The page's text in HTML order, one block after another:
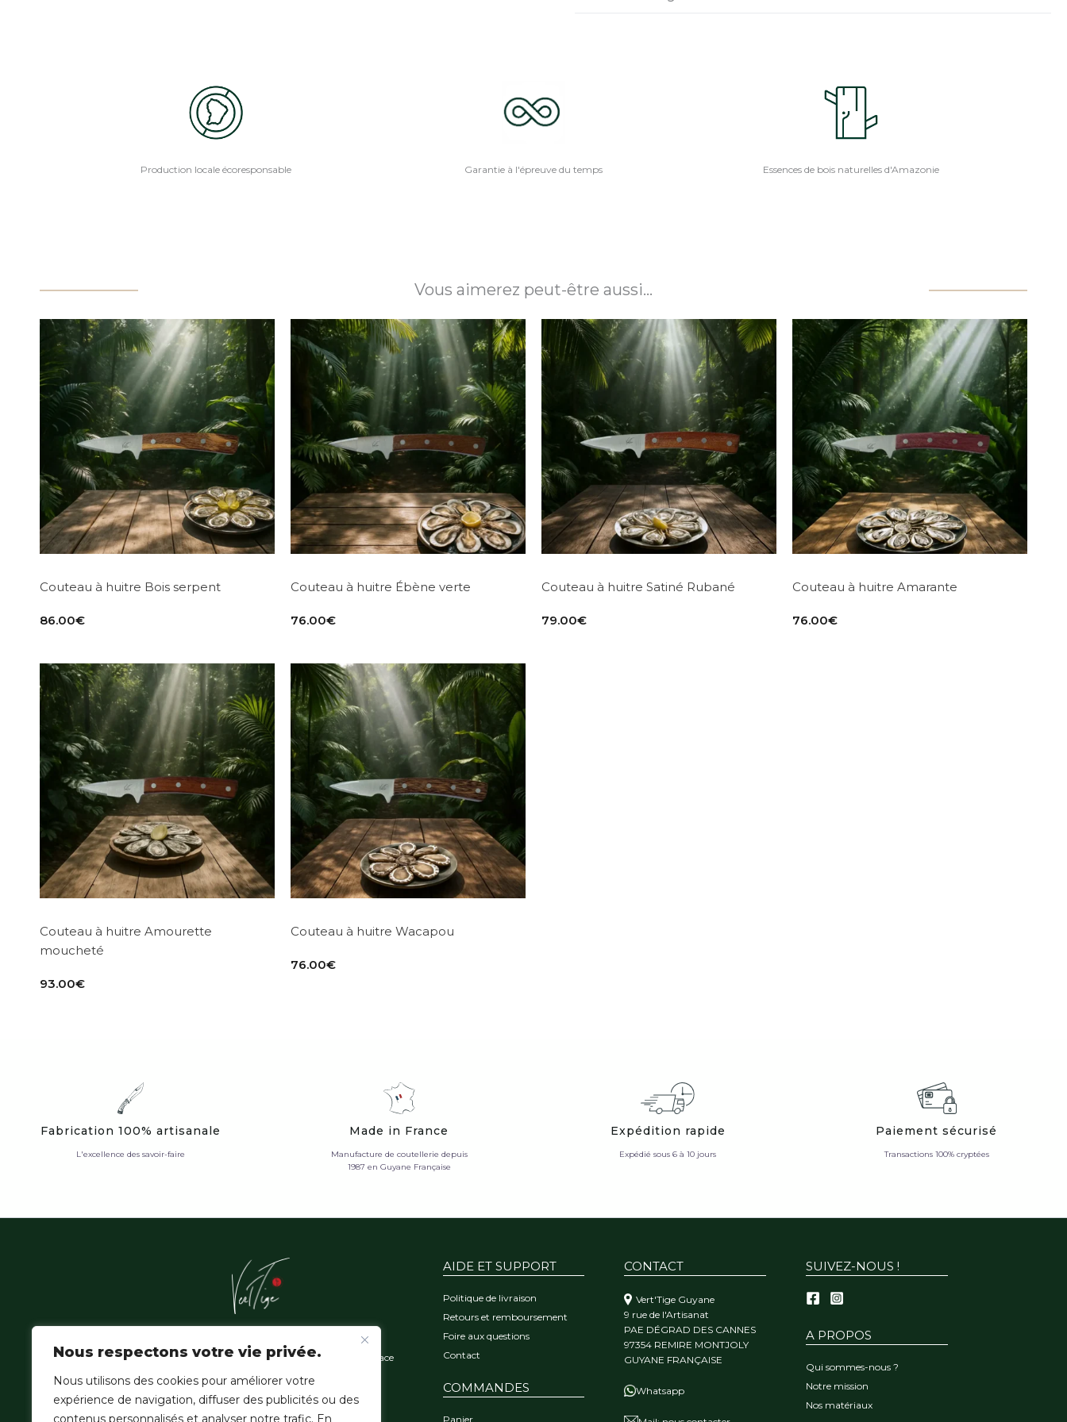
Nous respectons votre vie privée.
Nous utilisons des cookies pour améliorer votre
expérience de navigation, diffuser des publicités ou des
contenus personnalisés et analyser notre trafic. En
Production locale écoresponsable Garantie à l'épreuve du temps Essences de bois naturelles d'Amazonie
Vous aimerez peut-être aussi…
Couteau à huitre Bois serpent
86.00€
Couteau à huitre Ébène verte
76.00€
Couteau à huitre Satiné Rubané
79.00€
Couteau à huitre Amarante
76.00€
Couteau à huitre Amourette
moucheté
93.00€
Couteau à huitre Wacapou
76.00€
Fabrication 100% artisanale
L'excellence des savoir-faire
Made in France
Manufacture de coutellerie depuis
1987 en Guyane Française
Expédition rapide
Expédié sous 6 à 10 jours
Paiement sécurisé
Transactions 100% cryptées
L'Atelier Vert'Tige sublime les essences nobles de la forêt
amazonienne, où la patience du geste hérité épouse l'audace
AIDE ET SUPPORT
Politique de livraison
Retours et remboursement
Foire aux questions
Contact
COMMANDES
Panier
CONTACT
Vert'Tige Guyane
9 rue de l'Artisanat
PAE DÉGRAD DES CANNES
97354 REMIRE MONTJOLY
GUYANE FRANÇAISE
Whatsapp
SUIVEZ-NOUS !
A PROPOS
Qui sommes-nous ?
Notre mission
Nos matériaux